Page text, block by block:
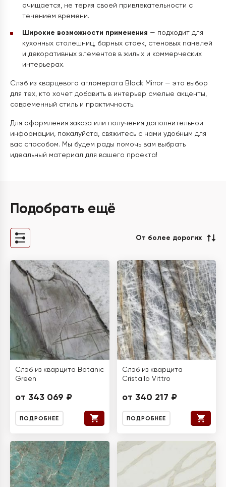
очищается, не теряя своей привлекательности с
течением времени.
Широкие возможности применения — подходит для
кухонных столешниц, барных стоек, стеновых панелей
и декоративных элементов в жилых и коммерческих
интерьерах.
Слэб из кварцевого агломерата Black Mirror — это выбор
для тех, кто хочет добавить в интерьер смелые акценты,
современный стиль и практичность.
Для оформления заказа или получения дополнительной
информации, пожалуйста, свяжитесь с нами удобным для
вас способом. Мы будем рады помочь вам выбрать
идеальный материал для вашего проекта!
Подобрать ещё
От более дорогих
Слэб из кварцита Botanic
Green
от 343 069 ₽
ПОДРОБНЕЕ
Слэб из кварцита
Cristallo Vittro
от 340 217 ₽
ПОДРОБНЕЕ